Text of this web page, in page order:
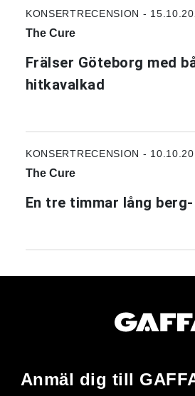
KONSERTRECENSION -
The Cure
Frälser Göteborg med
hitkavalkad
KONSERTRECENSION -
The Cure
En tre timmar lång
Anmäl dig till